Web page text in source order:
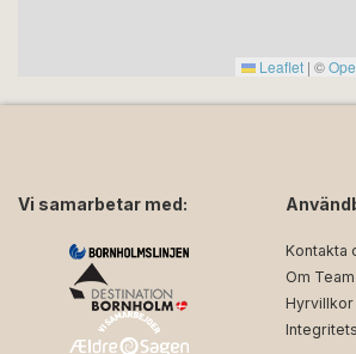
Leaflet | ©
Vi samarbetar med:
Kontakta
Om
Hyrvillkor